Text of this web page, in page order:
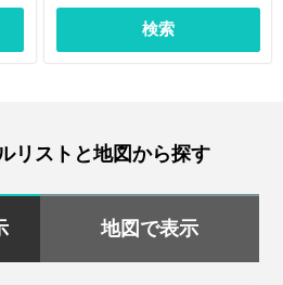
検索
リストと地図から探す
地図で表示